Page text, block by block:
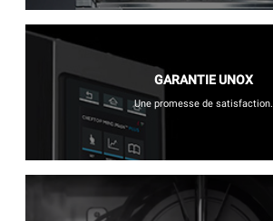
GARANTIE UNOX
Une promesse de satisfaction.